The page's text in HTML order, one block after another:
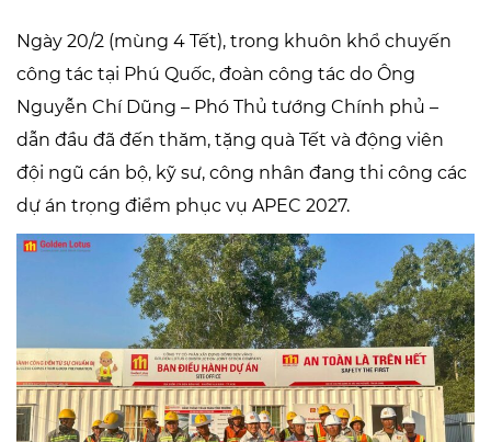
Ngày 20/2 (mùng 4 Tết), trong khuôn khổ chuyến
công tác tại Phú Quốc, đoàn công tác do Ông
Nguyễn Chí Dũng – Phó Thủ tướng Chính phủ –
dẫn đầu đã đến thăm, tặng quà Tết và động viên
đội ngũ cán bộ, kỹ sư, công nhân đang thi công các
dự án trọng điểm phục vụ APEC 2027.